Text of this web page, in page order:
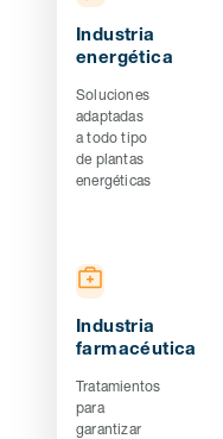
Industria
energética
Soluciones
adaptadas
a todo tipo
de plantas
energéticas
Industria
farmacéutica
Tratamientos
para
garantizar